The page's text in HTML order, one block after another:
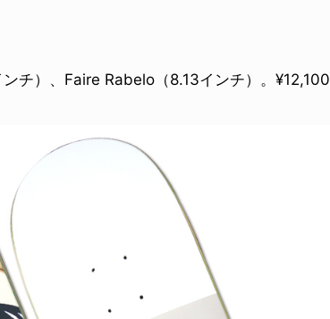
チ）、Faire Rabelo（8.13インチ）。¥12,100